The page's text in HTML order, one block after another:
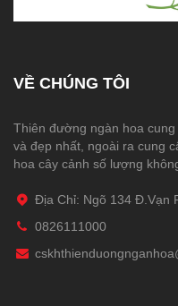
VỀ CHÚNG TÔI
Thiên đường ngàn hoa
và đẹp nhất, ngoài ra cung
hoa cây cảnh số lượng
Địa Chỉ: Ngõ 134 Đ.Vạn
0826111000